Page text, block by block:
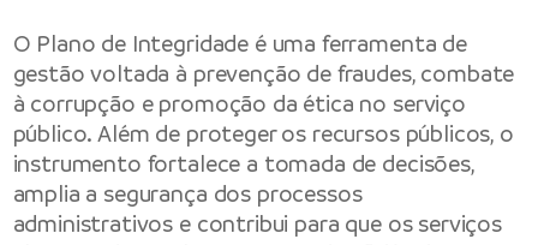
O Plano de Integridade é uma ferramenta de
gestão voltada à prevenção de fraudes, combate
à corrupção e promoção da ética no serviço
público. Além de proteger os recursos públicos, o
instrumento fortalece a tomada de decisões,
amplia a segurança dos processos
administrativos e contribui para que os serviços